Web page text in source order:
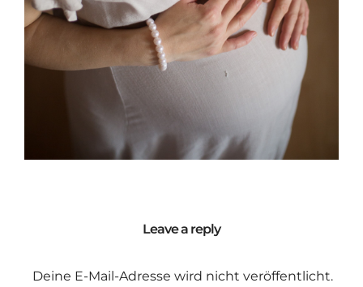
Leave a reply
Deine E-Mail-Adresse wird nicht veröffentlicht.